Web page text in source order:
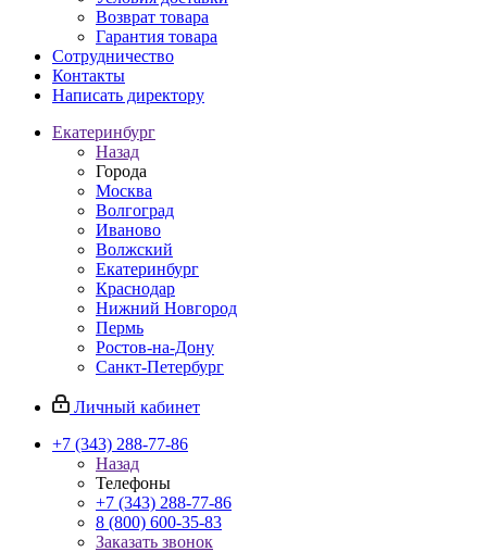
Возврат товара
Гарантия товара
Сотрудничество
Контакты
Написать директору
Екатеринбург
Назад
Города
Москва
Волгоград
Иваново
Волжский
Екатеринбург
Краснодар
Нижний Новгород
Пермь
Ростов-на-Дону
Санкт-Петербург
Личный кабинет
+7 (343) 288-77-86
Назад
Телефоны
+7 (343) 288-77-86
8 (800) 600-35-83
Заказать звонок